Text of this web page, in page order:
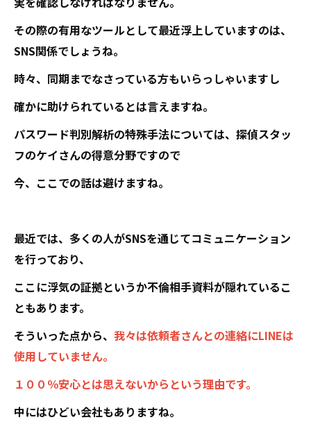
その際の有用なツールとして最近浮上していますのは、
SNS関係でしょうね。
時々、同期までなさっている方もいらっしゃいますし
確かに助けられているとは言えますね。
パスワード判別解析の特殊手法については、探偵スタッ
フのケイさんの得意分野ですので
今、ここでの話は避けますね。
最近では、多くの人がSNSを通じてコミュニケーション
を行っており、
ここに浮気の証拠というか不倫相手資料が隠れているこ
ともあります。
そういった点から、 我々は依頼者さんとの連絡にLINEは
使用していません。
１００％安心とは思えないからという理由です。
中にはひどい会社もありますね。